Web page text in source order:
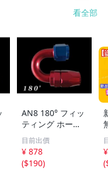
看全部
AN8 180° フィッ
ティング ホース
エンド 180度 メ
ッシュホース オ
イルクーラー 冷
却系
目前出價
¥ 878
($190)
(